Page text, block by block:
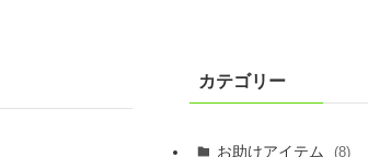
カテゴリー
お助けアイテム (8)